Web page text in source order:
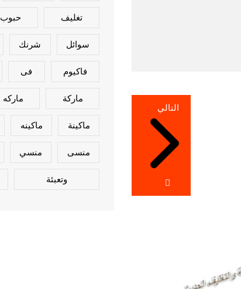
التالي
تغليف حبوب
سوائل شرنك
فاكيوم فى
ماركة ماركه
ماكينة ماكينه
منسى منسي
وتعبئة